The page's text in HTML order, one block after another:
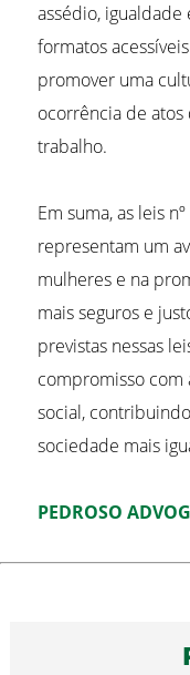
assédio,
formatos
promover uma
ocorrência de
trabalho.
Em suma, as leis
representam um
mulheres e na
mais seguros e
previstas nessas
compromisso com
social,
sociedade mais
PEDROSO